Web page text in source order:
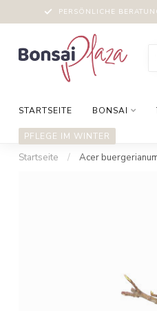
PERSÖNLICHE
STARTSEITE BONSAI
PFLEGE IM WINTER
Startseite / Acer